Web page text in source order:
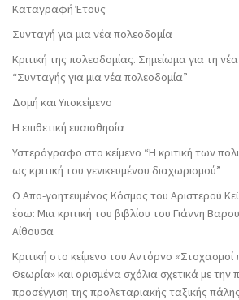
Καταγραφή Έτους
Συνταγή για μια νέα πολεοδομία
Κριτική της πολεοδομίας. Σημείωμα για τη
“Συνταγής για μια νέα πολεοδομία”
Δομή και Υποκείμενο
Η επιθετική ευαισθησία
Υστερόγραφο στο κείμενο “Η κριτική των
ως κριτική του γενικευμένου διαχωρισμού”
Ο Απο-γοητευμένος Κόσμος του Αριστερού
έσω: Μια κριτική του βιβλίου του Γιάννη
Αίθουσα
Κριτική στο κείμενο του Αντόρνο
Θεωρία» και ορισμένα σχόλια σχετικά με την
προσέγγιση της προλεταριακής ταξικής πάλης